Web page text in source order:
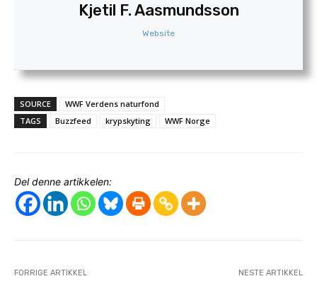
Kjetil F. Aasmundsson
Website
SOURCE
WWF Verdens naturfond
TAGS
Buzzfeed krypskyting WWF Norge
Del denne artikkelen:
FORRIGE ARTIKKEL NESTE ARTIKKEL